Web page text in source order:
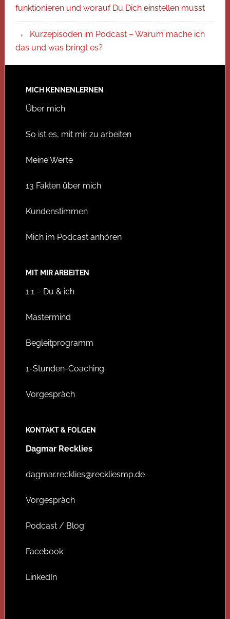
funktionieren und worauf Du Dich einstellen musst
Kurzepisoden im Podcast – Warum mache ich
das und was bringt es?
MICH KENNENLERNEN
Über mich
So ist es, mit mir zu arbeiten
Meine Werte
13 Fakten über mich
Kundenstimmen
Mich im Podcast anhören
MIT MIR ARBEITEN
1:1 – Du & ich
Mastermind
Begleitprogramm
1-Stunden-Coaching
Vorgespräch
KONTAKT & FOLGEN
Dagmar Recklies
dagmar.recklies@reckliesmp.de
Vorgespräch
Podcast / Blog
Facebook
LinkedIn